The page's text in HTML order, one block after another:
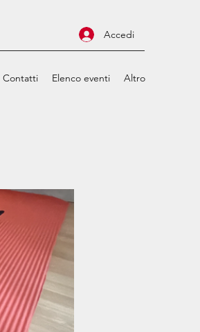
Accedi
Contatti Elenco eventi Altro